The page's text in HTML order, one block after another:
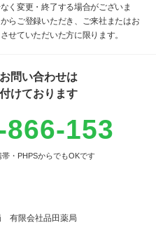
く変更・終了する場合がございま
らご登録いただき、ご来社またはお
せていただいた方に限ります。
問い合わせは
けております
866-153
・PHPSからでもOKです
有限会社品田薬局